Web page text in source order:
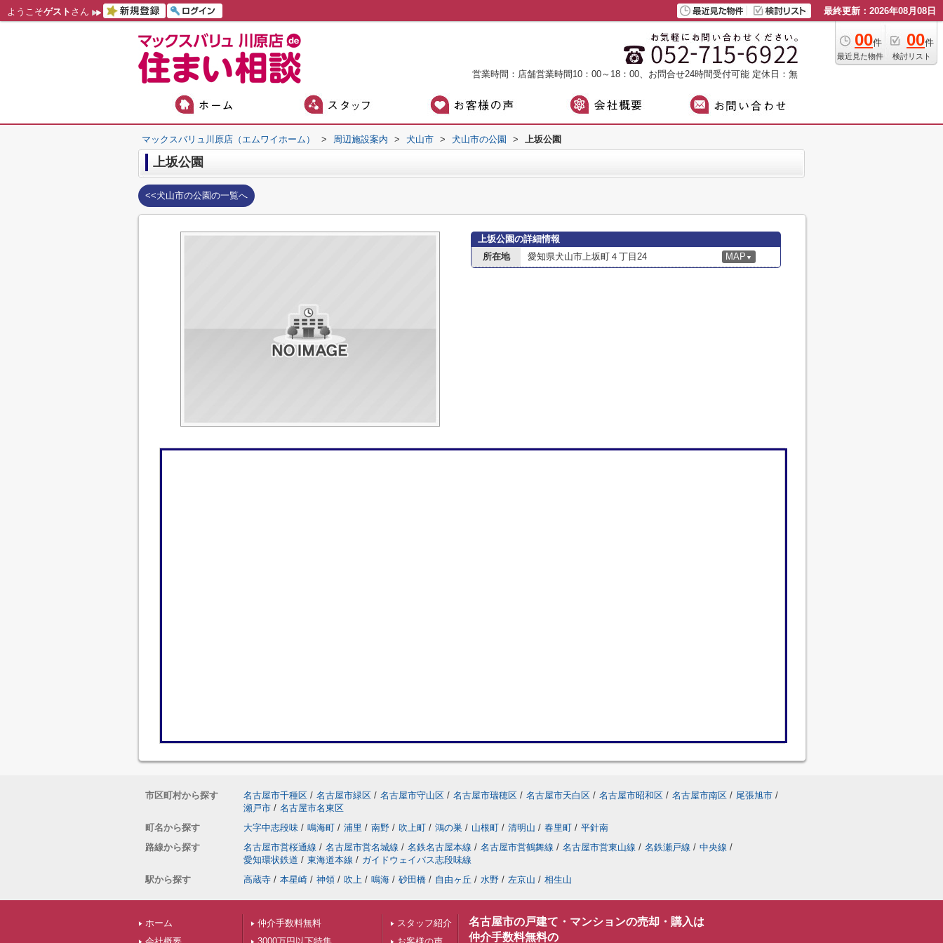
ようこそゲスト さん 最終更新：2026年08月08日
00件
最近見た物件
00件
検討リスト
営業時間：店舗営業時間10：00～18：00、お問合せ24時間受付可能 定休日：無
マックスバリュ川原店（エムワイホーム） > 周辺施設案内 > 犬山市 > 犬山市の公園 > 上坂公園
上坂公園
<<犬山市の公園の一覧へ
上坂公園の詳細情報
所在地
愛知県犬山市上坂町４丁目24 MAP ▼
市区町村から探す 名古屋市千種区 / 名古屋市緑区 / 名古屋市守山区 / 名古屋市瑞穂区 / 名古屋市天白区 / 名古屋市昭和区 / 名古屋市南区 / 尾張旭市 /
瀬戸市 / 名古屋市名東区
町名から探す
大字中志段味 / 鳴海町 / 浦里 / 南野 / 吹上町 / 鴻の巣 / 山根町 / 清明山 / 春里町 / 平針南
路線から探す
名古屋市営桜通線 / 名古屋市営名城線 / 名鉄名古屋本線 / 名古屋市営鶴舞線 / 名古屋市営東山線 / 名鉄瀬戸線 / 中央線 /
愛知環状鉄道 / 東海道本線 / ガイドウェイバス志段味線
駅から探す
高蔵寺 / 本星崎 / 神領 / 吹上 / 鳴海 / 砂田橋 / 自由ヶ丘 / 水野 / 左京山 / 相生山
ホーム
仲介手数料無料
スタッフ紹介
名古屋市の戸建て・マンションの売却・購入は
仲介手数料無料の